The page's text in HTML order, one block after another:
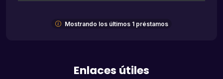
Mostrando los últimos 1 préstamos
Enlaces útiles